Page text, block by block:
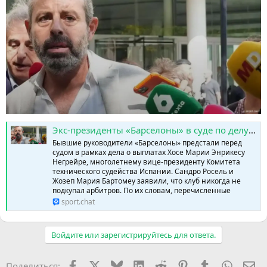
Экс-президенты «Барселоны» в суде по делу Негрейры » SPORTCHAT - Новости спорта | Футбол | Онлайн трансляции | Чат | Результаты матчей | Спорт | Прогнозы на спорт
Бывшие руководители «Барселоны» предстали перед
судом в рамках дела о выплатах Хосе Марии Энрикесу
Негрейре, многолетнему вице-президенту Комитета
технического судейства Испании. Сандро Росель и
Жозеп Мария Бартомеу заявили, что клуб никогда не
подкупал арбитров. По их словам, перечисленные
sport.chat
Войдите или зарегистрируйтесь для ответа.
FacebookX (Twitter)
BlueskyLinkedIn
Reddit PinterestTumblr